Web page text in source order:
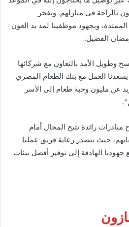
بالراحة في منازلهم. ونفخر
وبجهود موظفينا لمد يد العون
الفضيل.
وطويل الأمد بالتعاون مع شركائها
العمل مع بنك الطعام المصري
عن مليون وجبة طعام إلى الأسر
رائدة تتيح المجال أمام
حيث تتصدر رعاية فريق عملنا
جهودنا الهادفة إلى توفير أفضل بيئات